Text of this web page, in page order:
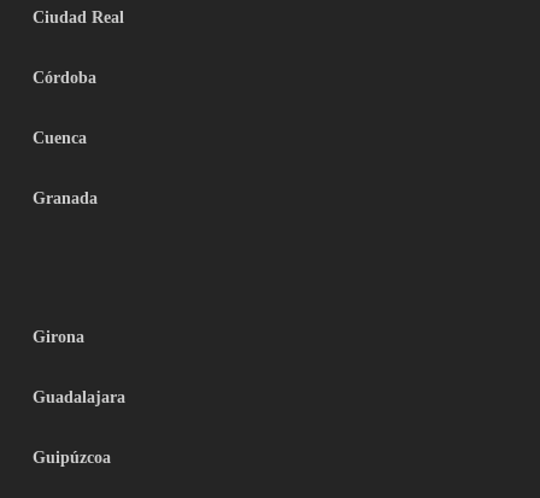
Ciudad Real
Córdoba
Cuenca
Granada
Girona
Guadalajara
Guipúzcoa